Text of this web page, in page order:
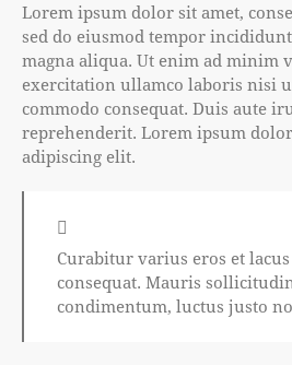
Lorem ipsum dolor sit amet,
sed do eiusmod tempor
magna aliqua. Ut enim ad minim
exercitation ullamco laboris nisi
commodo consequat. Duis aute
reprehenderit. Lorem ipsum
adipiscing elit.
Curabitur varius eros et
consequat. Mauris
condimentum, luctus justo